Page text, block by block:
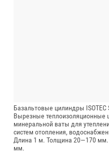
Базальтовые цилиндры ISOTEC
Вырезные теплоизоляционные
минеральной ваты для
систем отопления,
Длина 1 м. Толщина 20—170 мм.
мм.